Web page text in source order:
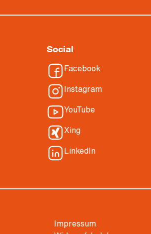
Social
Facebook
Instagram
YouTube
Xing
LinkedIn
Impressum